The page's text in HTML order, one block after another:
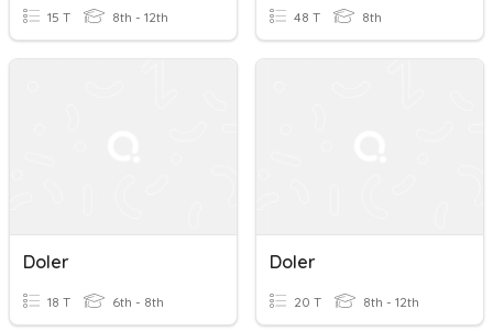
15 T 8th - 12th 48 T 8th
Doler
18 T 6th - 8th
Doler
20 T 8th - 12th